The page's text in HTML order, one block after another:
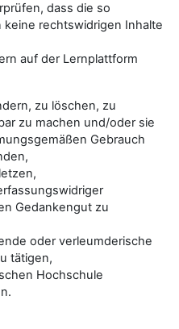
dass die so
rechtswidrigen Inhalte
auf der Lernplattform
zu löschen, zu
zu machen und/oder sie
Gebrauch
Gedankengut zu
oder verleumderische
tätigen,
Hochschule